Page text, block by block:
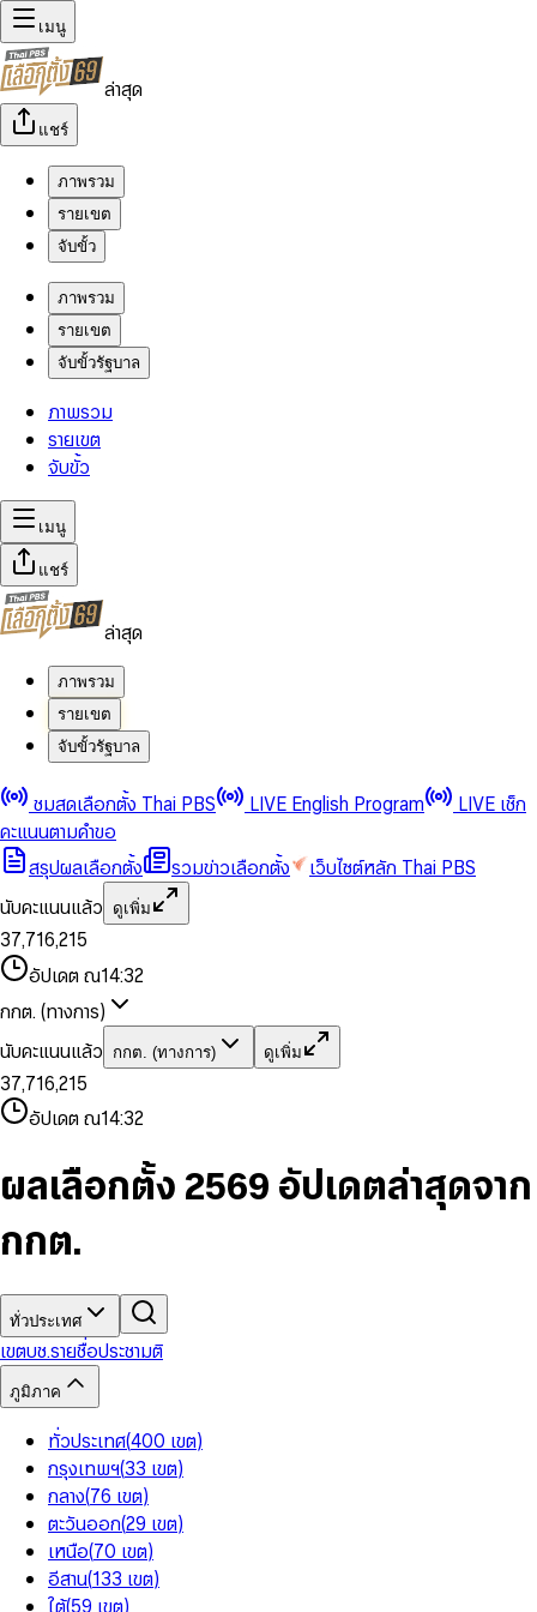
เมนู
ล่าสุด
แชร์
ภาพรวม
รายเขต
จับขั้ว
ภาพรวม
รายเขต
จับขั้วรัฐบาล
ภาพรวม
รายเขต
จับขั้ว
เมนู
แชร์
ล่าสุด
ภาพรวม
รายเขต
จับขั้วรัฐบาล
ชมสดเลือกตั้ง Thai PBS LIVE English Program
LIVE เช็ก
คะแนนตามคำขอ
สรุปผลเลือกตั้ง
รวมข่าวเลือกตั้ง
เว็บไซต์หลัก Thai PBS
นับคะแนนแล้ว
ดูเพิ่ม
0
1
2
3
4
5
6
8
9
0
1
2
3
4
5
6
7
8
9
,
0
1
2
4
6
7
8
9
0
1
2
3
4
5
6
7
8
9
0
1
3
5
6
7
8
9
,
1
2
4
5
7
8
9
0
1
3
4
6
7
8
9
0
2
3
4
5
7
8
อัปเดต ณ14:32
กกต. (ทางการ)
นับคะแนนแล้ว
กกต. (ทางการ) ดูเพิ่ม
0
1
2
3
4
5
7
8
0
1
2
4
5
6
7
8
9
,
0
1
2
4
6
7
8
9
0
1
2
3
5
6
8
9
0
1
3
5
6
7
8
,
1
2
4
6
7
9
0
1
3
5
6
8
9
0
2
3
4
5
7
9
อัปเดต ณ14:32
ผลเลือกตั้ง 2569 อัปเดตล่าสุดจาก
กกต.
ทั่วประเทศ
เขตบช.รายชื่อประชามติ
ภูมิภาค
ทั่วประเทศ(400 เขต)
กรุงเทพฯ(33 เขต)
กลาง(76 เขต)
ตะวันออก(29 เขต)
เหนือ(70 เขต)
อีสาน(133 เขต)